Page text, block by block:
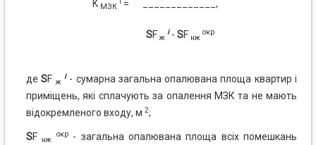
K МЗК = _____________,
SFж
i- SF нж
окр
деSF ж
i- сумарна загальна опалювана площа квартир і
приміщень, які сплачують за опалення МЗК та не мають
відокремленого входу, м 2;
SF нж
окр- загальна опалювана площа всіх помешкань